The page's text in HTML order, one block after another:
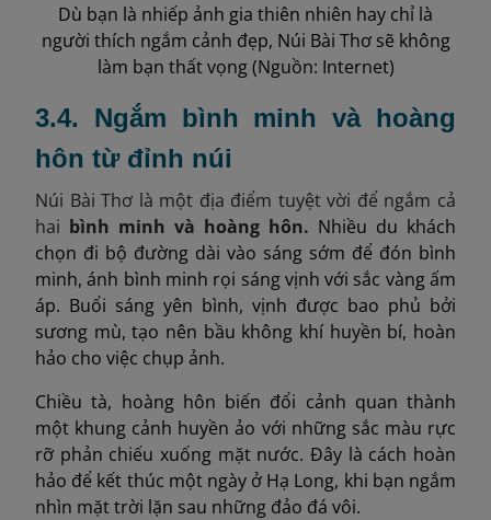
Dù bạn là nhiếp ảnh gia thiên nhiên hay chỉ là
người thích ngắm cảnh đẹp, Núi Bài Thơ sẽ không
làm bạn thất vọng (Nguồn: Internet)
3.4. Ngắm bình minh và hoàng
hôn từ đỉnh núi
Núi Bài Thơ là một địa điểm tuyệt vời để ngắm cả
hai bình minh và hoàng hôn. Nhiều du khách
chọn đi bộ đường dài vào sáng sớm để đón bình
minh, ánh bình minh rọi sáng vịnh với sắc vàng ấm
áp. Buổi sáng yên bình, vịnh được bao phủ bởi
sương mù, tạo nên bầu không khí huyền bí, hoàn
hảo cho việc chụp ảnh.
Chiều tà, hoàng hôn biến đổi cảnh quan thành
một khung cảnh huyền ảo với những sắc màu rực
rỡ phản chiếu xuống mặt nước. Đây là cách hoàn
hảo để kết thúc một ngày ở Hạ Long, khi bạn ngắm
nhìn mặt trời lặn sau những đảo đá vôi.